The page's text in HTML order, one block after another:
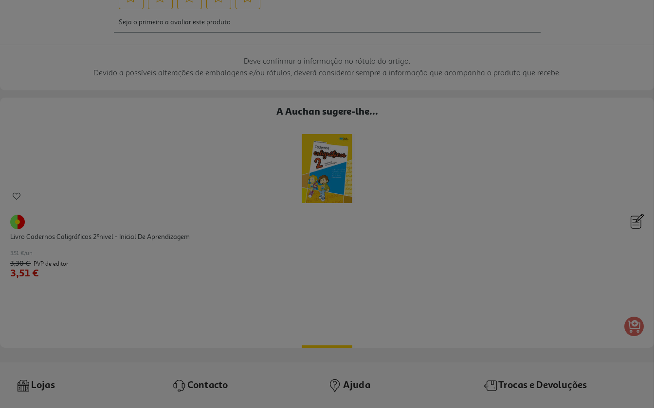
Deve confirmar a informação no rótulo do artigo.
Devido a possíveis alterações de embalagens e/ou rótulos, deverá considerar sempre a informação que acompanha o produto que recebe.
A Auchan sugere-lhe...
Livro Cadernos Caligráficos 2ºnivel - Inicial De Aprendizagem
3.51 €/un
3,30 € PVP de editor
3,51 €
Lojas Contacto Ajuda Trocas e Devoluções